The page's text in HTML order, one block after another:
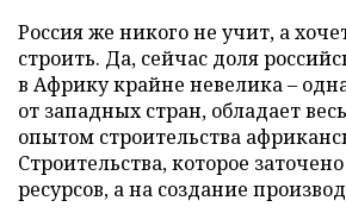
Россия же никого не учит, а
строить. Да, сейчас доля
в Африку крайне невелика –
от западных стран, обладает
опытом строительства
Строительства, которое
ресурсов, а на создание